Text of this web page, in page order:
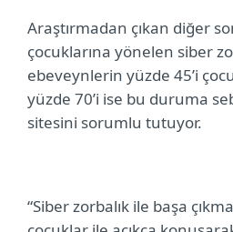
Araştırmadan çıkan diğer
çocuklarına yönelen siber
ebeveynlerin yüzde 45’i
yüzde 70’i ise bu duruma
sitesini sorumlu tutuyor.
“Siber zorbalık ile başa